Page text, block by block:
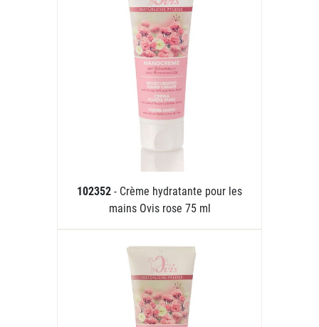
102352 - Crème hydratante pour les
mains Ovis rose 75 ml